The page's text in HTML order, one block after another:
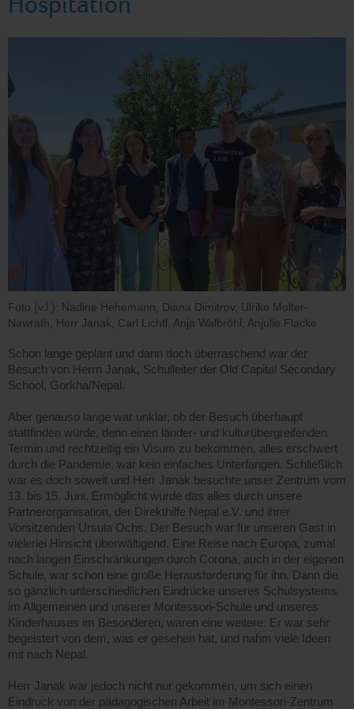
Foto (v.l.): Nadine Hehemann, Diana Dimitrov, Ulrike Molter-
Nawrath, Herr Janak, Carl Lichtl, Anja Walbröhl, Anjulie Flacke
Schon lange geplant und dann doch überraschend war der
Besuch von Herrn Janak, Schulleiter der Old Capital Secondary
School, Gorkha/Nepal.
Aber genauso lange war unklar, ob der Besuch überhaupt
stattfinden würde, denn einen länder- und kulturübergreifenden
Termin und rechtzeitig ein Visum zu bekommen, alles erschwert
durch die Pandemie, war kein einfaches Unterfangen. Schließlich
war es doch soweit und Herr Janak besuchte unser Zentrum vom
13. bis 15. Juni. Ermöglicht wurde das alles durch unsere
Partnerorganisation, der Direkthilfe Nepal e.V. und ihrer
Vorsitzenden Ursula Ochs. Der Besuch war für unseren Gast in
vielerlei Hinsicht überwältigend. Eine Reise nach Europa, zumal
nach langen Einschränkungen durch Corona, auch in der eigenen
Schule, war schon eine große Herausforderung für ihn. Dann die
so gänzlich unterschiedlichen Eindrücke unseres Schulsystems
im Allgemeinen und unserer Montessori-Schule und unseres
Kinderhauses im Besonderen, waren eine weitere. Er war sehr
begeistert von dem, was er gesehen hat, und nahm viele Ideen
mit nach Nepal.
Herr Janak war jedoch nicht nur gekommen, um sich einen
Eindruck von der pädagogischen Arbeit im Montessori-Zentrum